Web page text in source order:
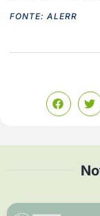
FONTE: ALERR